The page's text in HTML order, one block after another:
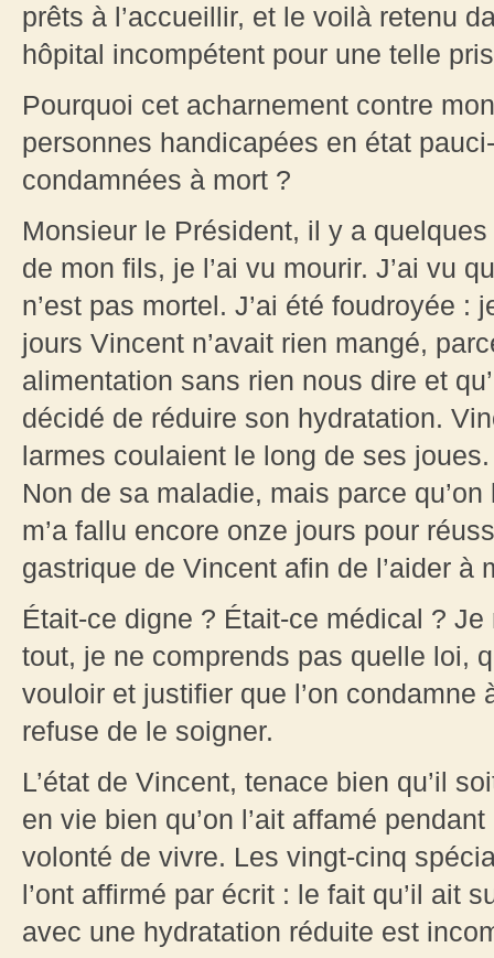
prêts à l’accueillir, et le voilà retenu
hôpital incompétent pour une telle
Pourquoi cet acharnement contre
personnes handicapées en état
condamnées à mort ?
Monsieur le Président, il y a
de mon fils, je l’ai vu mourir. J’ai vu
n’est pas mortel. J’ai été foudroyée
jours Vincent n’avait rien mangé,
alimentation sans rien nous dire et
décidé de réduire son hydratation.
larmes coulaient le long de ses
Non de sa maladie, mais parce
m’a fallu encore onze jours pour
gastrique de Vincent afin de l’aider à
Était-ce digne ? Était-ce médical ?
tout, je ne comprends pas quelle loi,
vouloir et justifier que l’on condamne
refuse de le soigner.
L’état de Vincent, tenace bien qu’il
en vie bien qu’on l’ait affamé
volonté de vivre. Les vingt-cinq
l’ont affirmé par écrit : le fait qu’il ait
avec une hydratation réduite est